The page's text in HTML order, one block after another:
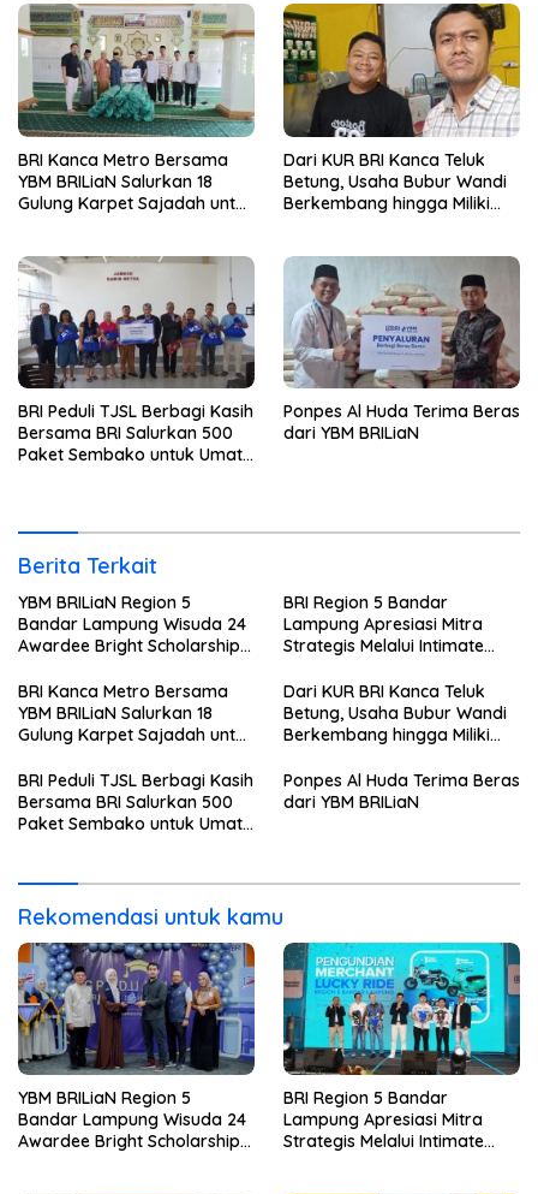
Ride
BRI Kanca Metro Bersama
YBM BRILiaN Salurkan 18
Gulung Karpet Sajadah untuk
Dari KUR BRI Kanca Teluk
Betung, Usaha Bubur Wandi
Berkembang hingga Miliki
BRI Peduli TJSL Berbagi Kasih
Bersama BRI Salurkan 500
Paket Sembako untuk Umat
Ponpes Al Huda Terima Beras
dari YBM BRILiaN
Berita Terkait
YBM BRILiaN Region 5
Bandar Lampung Wisuda 24
Awardee Bright Scholarship
Profesional Berakhlak Mulia
BRI Region 5 Bandar
Lampung Apresiasi Mitra
Strategis Melalui Intimate
Pemenang Merchant Lucky
Ride
BRI Kanca Metro Bersama
YBM BRILiaN Salurkan 18
Gulung Karpet Sajadah untuk
Dari KUR BRI Kanca Teluk
Betung, Usaha Bubur Wandi
Berkembang hingga Miliki
BRI Peduli TJSL Berbagi Kasih
Bersama BRI Salurkan 500
Paket Sembako untuk Umat
Ponpes Al Huda Terima Beras
dari YBM BRILiaN
Rekomendasi untuk kamu
YBM BRILiaN Region 5
Bandar Lampung Wisuda 24
Awardee Bright Scholarship
BRI Region 5 Bandar
Lampung Apresiasi Mitra
Strategis Melalui Intimate